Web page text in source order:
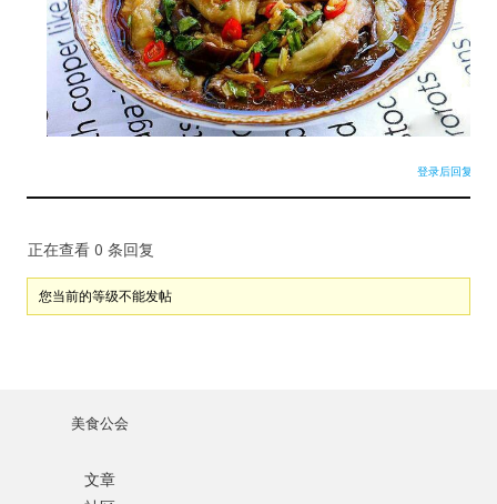
忘记密码?
记住我的登录状态
登录后回复
正在查看 0 条回复
您当前的等级不能发帖
美食公会
文章